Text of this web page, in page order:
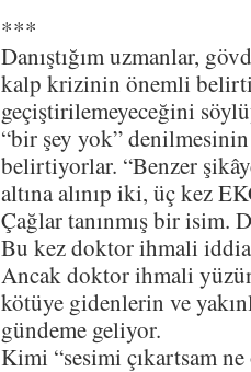
***
Danıştığım uzmanlar,
kalp krizinin önemli
geçiştirilemeyeceğini
“bir şey yok”
belirtiyorlar. “Benzer
altına alınıp iki, üç kez
Çağlar tanınmış bir isim.
Bu kez doktor ihmali
Ancak doktor ihmali
kötüye gidenlerin ve
gündeme geliyor.
Kimi “sesimi çıkartsam